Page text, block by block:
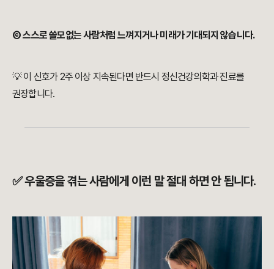
⑥ 스스로 쓸모없는 사람처럼 느껴지거나 미래가 기대되지 않습니다.
💡 이 신호가 2주 이상 지속된다면 반드시 정신건강의학과 진료를
권장합니다.
✅ 우울증을 겪는 사람에게 이런 말 절대 하면 안 됩니다.